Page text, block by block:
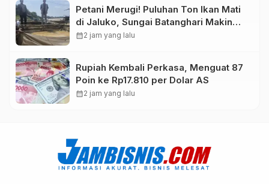
Petani Merugi! Puluhan Ton Ikan Mati
di Jaluko, Sungai Batanghari Makin
Sekarat
calendar_month2 jam yang lalu
Rupiah Kembali Perkasa, Menguat 87
Poin ke Rp17.810 per Dolar AS
calendar_month2 jam yang lalu